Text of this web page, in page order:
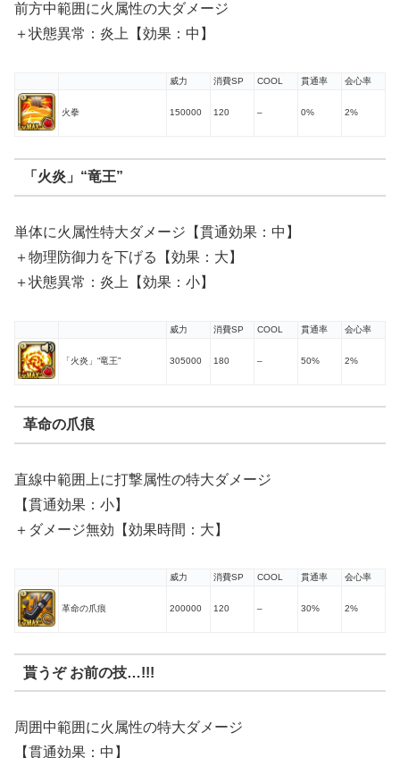
前方中範囲に火属性の大ダメージ
＋状態異常：炎上【効果：中】
威力 消費SP COOL 貫通率 会心率
火拳 150000 120 – 0% 2%
「火炎」“竜王”
単体に火属性特大ダメージ【貫通効果：中】
＋物理防御力を下げる【効果：大】
＋状態異常：炎上【効果：小】
威力 消費SP COOL 貫通率 会心率
「火炎」“竜王” 305000 180 – 50% 2%
革命の爪痕
直線中範囲上に打撃属性の特大ダメージ
【貫通効果：小】
＋ダメージ無効【効果時間：大】
威力 消費SP COOL 貫通率 会心率
革命の爪痕 200000 120 – 30% 2%
貰うぞ お前の技…!!!
周囲中範囲に火属性の特大ダメージ
【貫通効果：中】